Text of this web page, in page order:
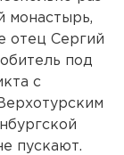
монастырь,
отец Сергий
под
с
пускают.